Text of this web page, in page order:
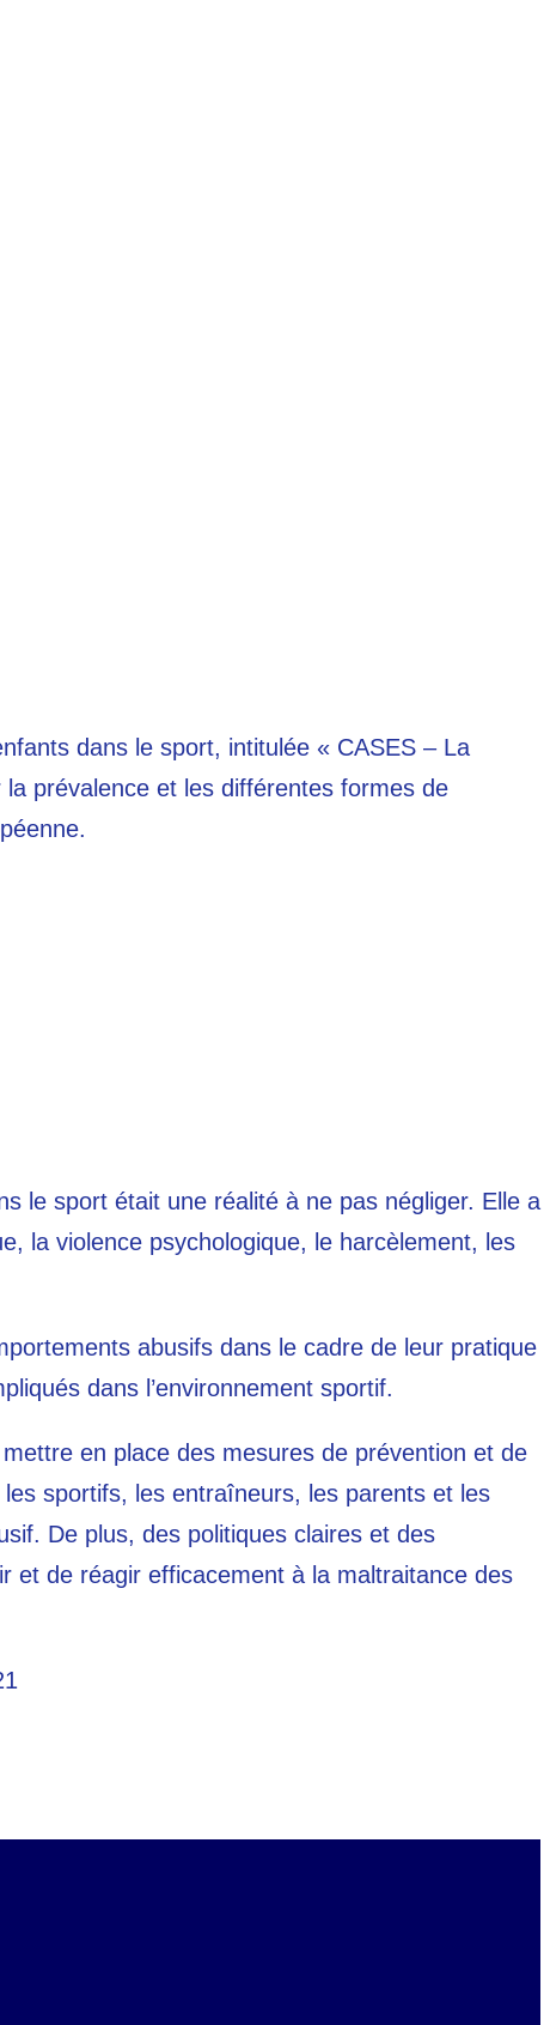
dans le sport, intitulée « CASES – La
prévalence et les différentes formes de
le sport était une réalité à ne pas négliger. Elle a
la violence psychologique, le harcèlement, les
abusifs dans le cadre de leur pratique
dans l’environnement sportif.
en place des mesures de prévention et de
sportifs, les entraîneurs, les parents et les
De plus, des politiques claires et des
et de réagir efficacement à la maltraitance des